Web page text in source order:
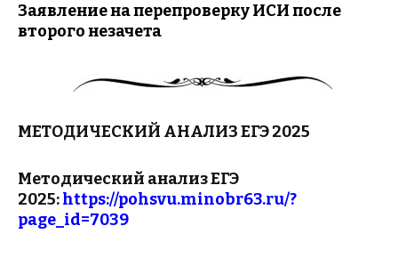
Заявление на перепроверку ИСИ после
второго незачета
МЕТОДИЧЕСКИЙ АНАЛИЗ ЕГЭ 2025
Методический анализ ЕГЭ
2025:https://pohsvu.minobr63.ru/?
page_id=7039